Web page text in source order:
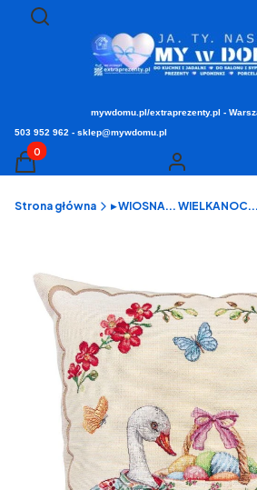
Otwórz wyszukiwarkę
Szukaj
mywdomu.pl/extraprezenty.pl -
503 952 962 - sklep@mywdomu.pl
Produkty w koszyku: 0. Zobacz
Koszyk Zaloguj się
Strona główna ▸ WIOSNA... WIELKANOC...